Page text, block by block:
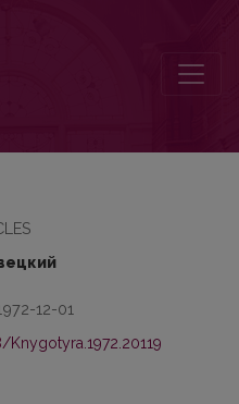
12-01